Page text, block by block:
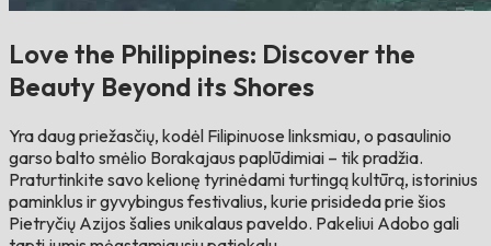
Love the Philippines: Discover the
Beauty Beyond its Shores
Yra daug priežasčių, kodėl Filipinuose linksmiau, o pasaulinio
garso balto smėlio Borakajaus paplūdimiai – tik pradžia.
Praturtinkite savo kelionę tyrinėdami turtingą kultūrą, istorinius
paminklus ir gyvybingus festivalius, kurie prisideda prie šios
Pietryčių Azijos šalies unikalaus paveldo. Pakeliui Adobo gali